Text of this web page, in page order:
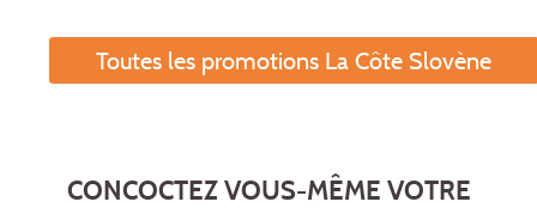
Toutes les promotions La Côte Slovène
CONCOCTEZ VOUS-MÊME VOTRE